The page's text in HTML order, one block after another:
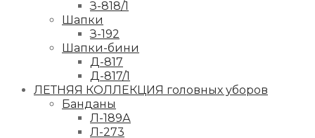
З-818/1
Шапки
З-192
Шапки-бини
Д-817
Д-817/1
ЛЕТНЯЯ КОЛЛЕКЦИЯ головных уборов
Банданы
Л-189А
Л-273